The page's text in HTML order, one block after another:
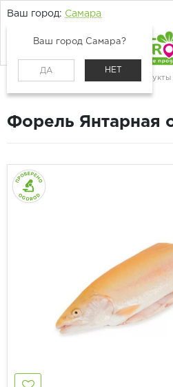
Ваш город: Самара
Ваш город Самара?
ДА НЕТ
Рыба и морепродукты
Форель Янтарная